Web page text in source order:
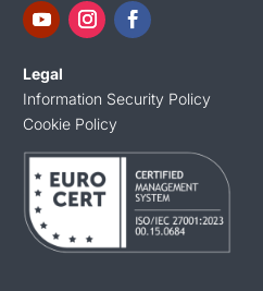
Legal
Information Security Policy
Cookie Policy